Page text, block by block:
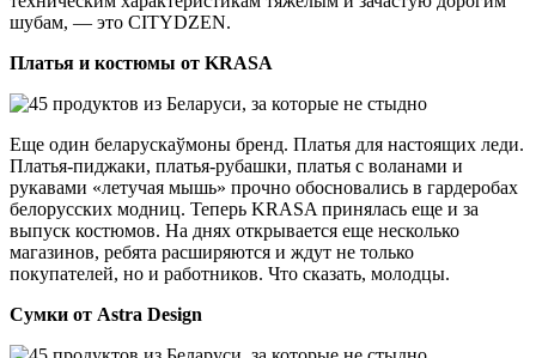
шубам, — это CITYDZEN.
Платья и костюмы от KRASA
Еще один беларускаўмоны бренд. Платья для настоящих леди.
Платья-пиджаки, платья-рубашки, платья с воланами и
рукавами «летучая мышь» прочно обосновались в гардеробах
белорусских модниц. Теперь KRASA принялась еще и за
выпуск костюмов. На днях открывается еще несколько
магазинов, ребята расширяются и ждут не только
покупателей, но и работников. Что сказать, молодцы.
Сумки от Astra Design